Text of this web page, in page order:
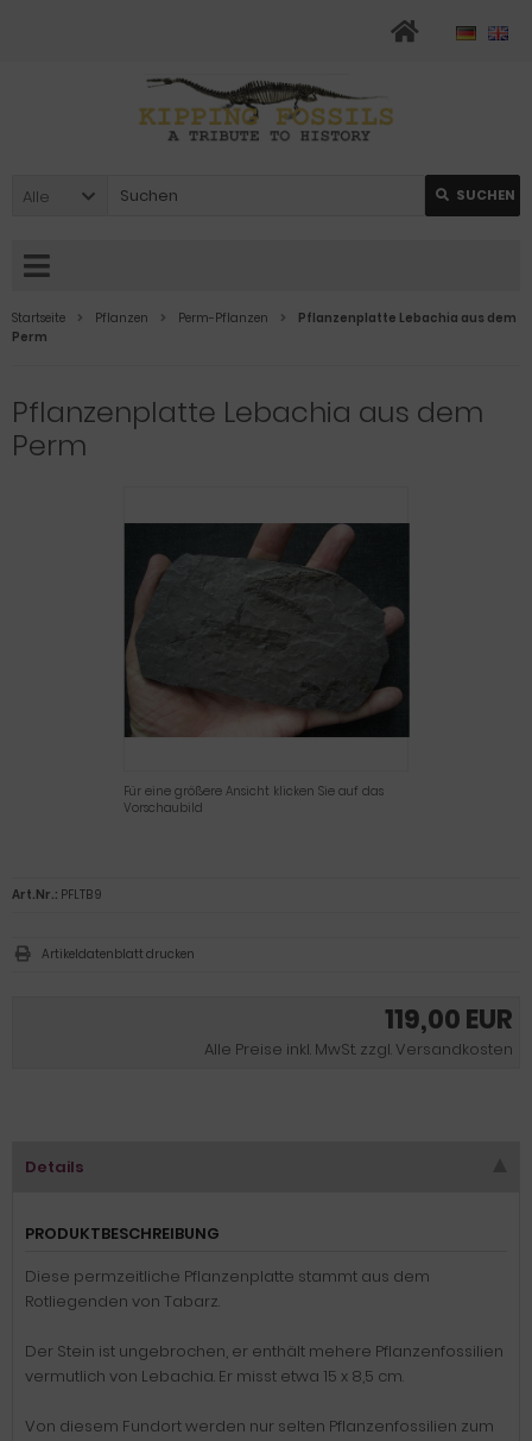
Alle SUCHEN
Startseite Pflanzen Perm-Pflanzen
Pflanzenplatte Lebachia aus dem
Perm
Pflanzenplatte Lebachia aus dem
Perm
Für eine größere Ansicht klicken Sie auf das
Vorschaubild
119,00 EUR
Alle Preise inkl. MwSt. zzgl. Versandkosten
Art.Nr.: PFLTB 9
Artikeldatenblatt drucken
Details
PRODUKTBESCHREIBUNG
Diese permzeitliche Pflanzenplatte stammt aus dem
Rotliegenden von Tabarz.
Der Stein ist ungebrochen, er enthält mehere Pflanzenfossilien
vermutlich von Lebachia. Er misst etwa 15 x 8,5 cm.
Von diesem Fundort werden nur selten Pflanzenfossilien zum